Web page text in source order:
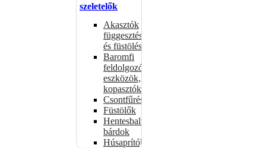
szeletelők
Akasztók
függesztéshez
és füstöléshez
Baromfi
feldolgozó
eszközök,
kopasztók
Csontfűrészek
Füstölők
Hentesbalták,
bárdok
Húsaprítók